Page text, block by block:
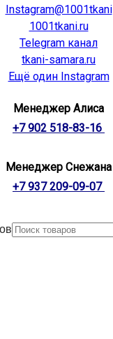
Instagram@1001tkani
1001tkani.ru
Telegram канал
tkani-samara.ru
Ещё один Instagram
Менеджер Алиса
+7 902 518-83-16
Менеджер Снежана
+7 937 209-09-07